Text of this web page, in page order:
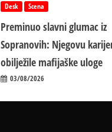
Desk Scena
Preminuo slavni glumac iz
Sopranovih: Njegovu
obilježile mafijaške uloge
03/08/2026